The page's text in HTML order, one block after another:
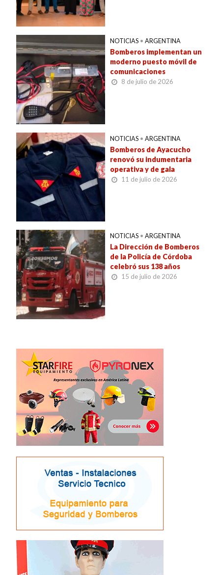
NOTICIAS • ARGENTINA
Bomberos implementan un
moderno puesto móvil de
comunicaciones
8 de julio de 2026
NOTICIAS • ARGENTINA
Bomberos de Ayacucho
renovó su indumentaria
operativa y de gala
11 de julio de 2026
NOTICIAS • ARGENTINA
La Dirección de Bomberos
de la Policía de Córdoba
celebró sus 138 años
15 de julio de 2026